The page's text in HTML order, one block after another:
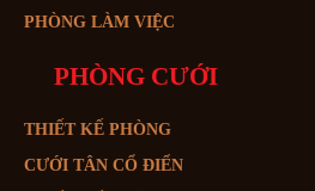
PHÒNG LÀM VIỆC
PHÒNG CƯỚI
THIẾT KẾ PHÒNG
CƯỚI TÂN CỔ ĐIỂN